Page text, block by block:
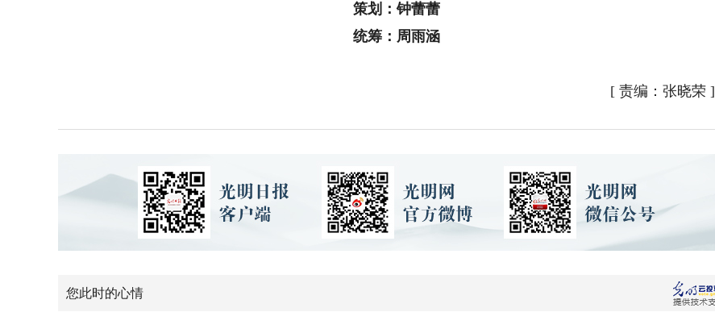
策划：钟蕾蕾
统筹：周雨涵
[ 责编：张晓荣 ]
您此时的心情